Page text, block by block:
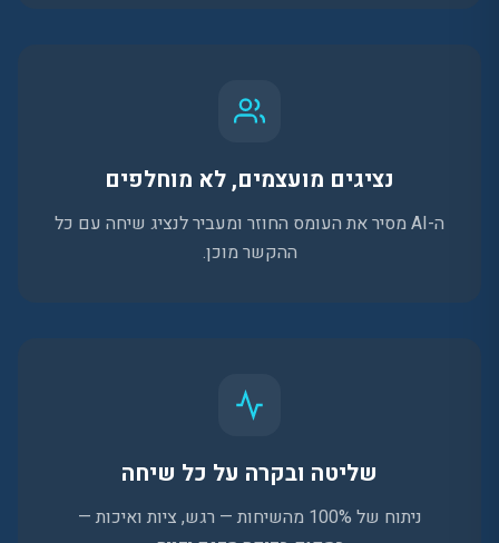
נציגים מועצמים, לא מוחלפים
ה-AI מסיר את העומס החוזר ומעביר לנציג שיחה עם כל
ההקשר מוכן.
שליטה ובקרה על כל שיחה
ניתוח של 100% מהשיחות — רגש, ציות ואיכות —